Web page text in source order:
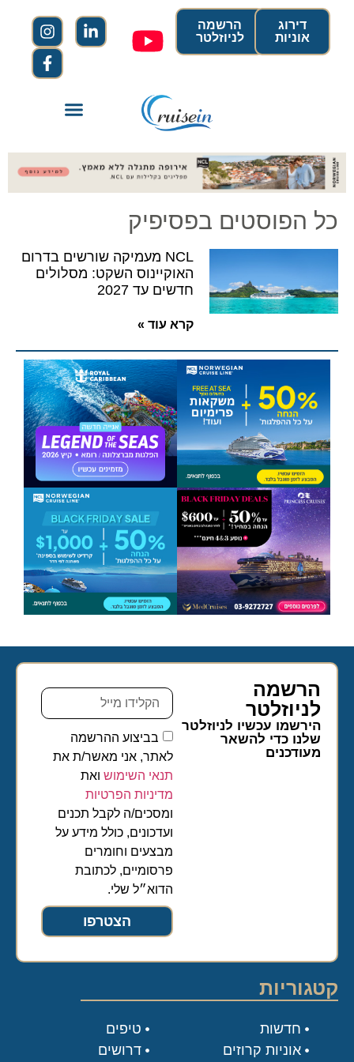
הרשמה
לניוזלטר
דירוג
אוניות
כל הפוסטים בפסיפיק
NCL מעמיקה שורשים בדרום
האוקיינוס השקט: מסלולים
חדשים עד 2027
קרא עוד »
הרשמה
לניוזלטר​
הירשמו עכשיו לניוזלטר
שלנו כדי להשאר
מעודכנים
בביצוע ההרשמה
לאתר, אני מאשר/ת את
תנאי השימושואת
מדיניות הפרטיות
ומסכים/ה לקבל תכנים
ועדכונים, כולל מידע על
מבצעים וחומרים
פרסומיים, לכתובת
הדוא״ל שלי.
הצטרפו
קטגוריות
טיפים
דרושים
חדשות
אוניות קרוזים